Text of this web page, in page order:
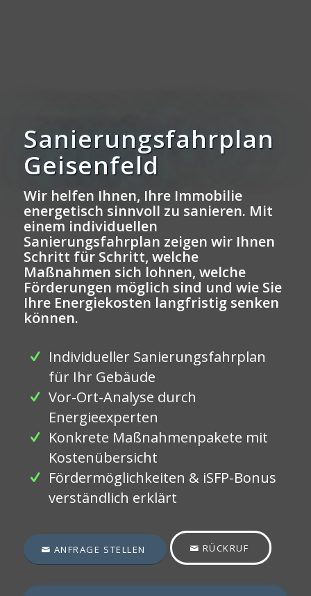
Sanierungsfahrplan
Geisenfeld
Wir helfen Ihnen, Ihre Immobilie
energetisch sinnvoll zu sanieren. Mit
einem individuellen
Sanierungsfahrplan zeigen wir Ihnen
Schritt für Schritt, welche
Maßnahmen sich lohnen, welche
Förderungen möglich sind und wie Sie
Ihre Energiekosten langfristig senken
können.
Individueller Sanierungsfahrplan
für Ihr Gebäude
Vor-Ort-Analyse durch
Energieexperten
Konkrete Maßnahmenpakete mit
Kostenübersicht
Fördermöglichkeiten & iSFP-Bonus
verständlich erklärt
ANFRAGE STELLEN RÜCKRUF